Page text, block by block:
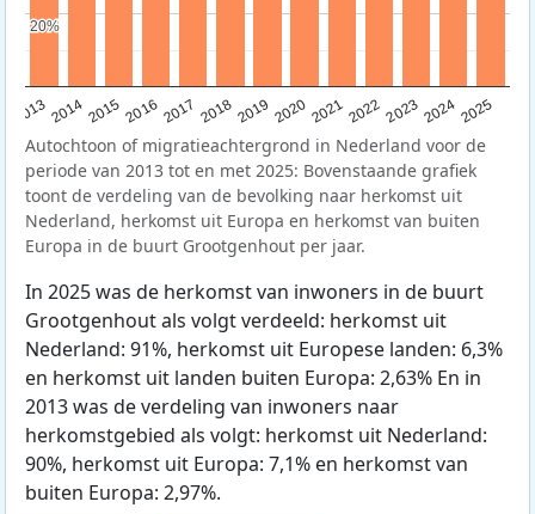
20132014201520162017 20182019 202020212022202320242025
20%
20%
Autochtoon of migratieachtergrond in Nederland voor de
periode van 2013 tot en met 2025: Bovenstaande grafiek
toont de verdeling van de bevolking naar herkomst uit
Nederland, herkomst uit Europa en herkomst van buiten
Europa in de buurt Grootgenhout per jaar.
In 2025 was de herkomst van inwoners in de buurt
Grootgenhout als volgt verdeeld: herkomst uit
Nederland: 91%, herkomst uit Europese landen: 6,3%
en herkomst uit landen buiten Europa: 2,63% En in
2013 was de verdeling van inwoners naar
herkomstgebied als volgt: herkomst uit Nederland:
90%, herkomst uit Europa: 7,1% en herkomst van
buiten Europa: 2,97%.